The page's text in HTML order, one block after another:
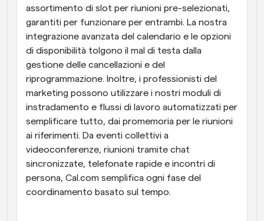
assortimento di slot per riunioni pre-selezionati,
garantiti per funzionare per entrambi. La nostra
integrazione avanzata del calendario e le opzioni
di disponibilità tolgono il mal di testa dalla
gestione delle cancellazioni e del
riprogrammazione. Inoltre, i professionisti del
marketing possono utilizzare i nostri moduli di
instradamento e flussi di lavoro automatizzati per
semplificare tutto, dai promemoria per le riunioni
ai riferimenti. Da eventi collettivi a
videoconferenze, riunioni tramite chat
sincronizzate, telefonate rapide e incontri di
persona, Cal.com semplifica ogni fase del
coordinamento basato sul tempo.